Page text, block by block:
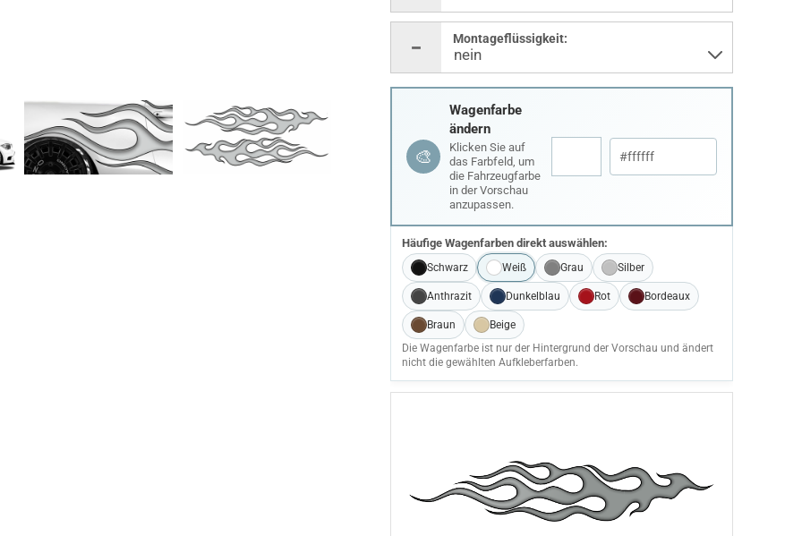
Montageflüssigkeit:
🎨
Wagenfarbe
ändern
Klicken Sie auf
das Farbfeld, um
die Fahrzeugfarbe
in der Vorschau
anzupassen.
Häufige Wagenfarben direkt auswählen:
Schwarz Weiß Grau Silber
Anthrazit Dunkelblau Rot Bordeaux
Braun
Beige
Die Wagenfarbe ist nur der Hintergrund der Vorschau und ändert
nicht die gewählten Aufkleberfarben.